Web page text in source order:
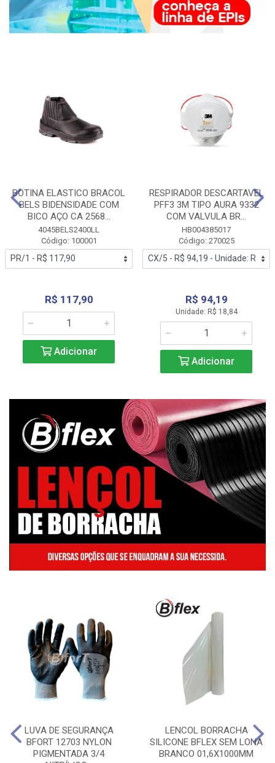
BOTINA ELASTICO BRACOL
BELS BIDENSIDADE COM
BICO AÇO CA 2568...
4045BELS2400LL
Código: 100001
R$ 117,90
Adicionar
RESPIRADOR DESCARTAVEL
PFF3 3M TIPO AURA 9332
COM VALVULA BR...
HB004385017
Código: 270025
R$ 94,19
Unidade: R$ 18,84
Adicionar
LUVA DE SEGURANÇA
BFORT 12703 NYLON
PIGMENTADA 3/4
LENCOL BORRACHA
SILICONE BFLEX SEM LONA
BRANCO 01,6X1000MM